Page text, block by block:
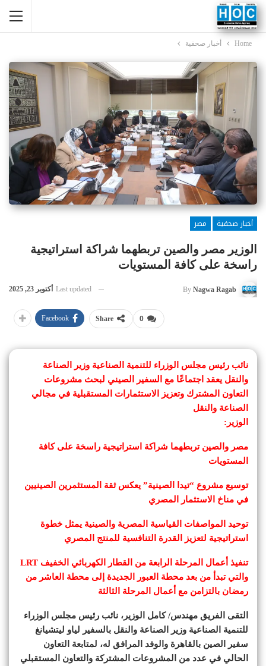
Home أخبار صحفية
أخبار صحفية
مصر
الوزير مصر والصين تربطهما شراكة استراتيجية
راسخة على كافة المستويات
By Nagwa Ragab
Last updated أكتوبر 23, 2025
0
Share
Facebook
نائب رئيس مجلس الوزراء للتنمية الصناعية وزير الصناعة
والنقل يعقد اجتماعًا مع السفير الصيني لبحث مشروعات
التعاون المشترك وتعزيز الاستثمارات المستقبلية في مجالي
الصناعة والنقل
الوزير:
مصر والصين تربطهما شراكة استراتيجية راسخة على كافة
المستويات
توسيع مشروع “تيدا الصينية” يعكس ثقة المستثمرين الصينيين
في مناخ الاستثمار المصري
توحيد المواصفات القياسية المصرية والصينية يمثل خطوة
استراتيجية لتعزيز القدرة التنافسية للمنتج المصري
تنفيذ أعمال المرحلة الرابعة من القطار الكهربائي الخفيف LRT
والتي تبدأ من بعد محطة العبور الجديدة إلى محطة العاشر من
رمضان بالتزامن مع أعمال المرحلة الثالثة
التقى الفريق مهندس/ كامل الوزير، نائب رئيس مجلس الوزراء
للتنمية الصناعية وزير الصناعة والنقل بالسفير لياو ليتشيانغ
سفير الصين بالقاهرة والوفد المرافق له، لمتابعة التعاون
الحالي في عدد من المشروعات المشتركة والتعاون المستقبلي